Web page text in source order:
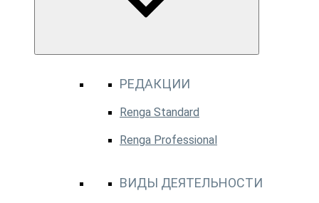
РЕДАКЦИИ
Renga Standard
Renga Professional
ВИДЫ ДЕЯТЕЛЬНОСТИ